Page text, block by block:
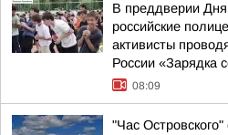
В преддверии Дня
российские
активисты
России «Зарядка
08:09
"Час